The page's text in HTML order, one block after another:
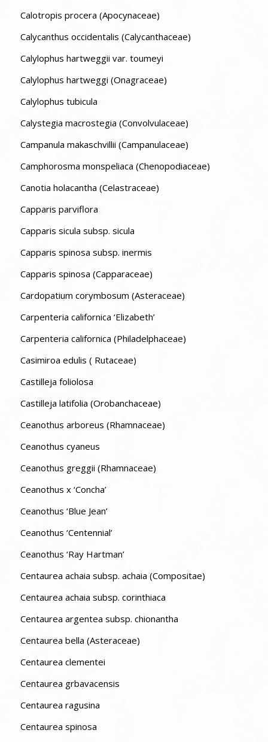
Calotropis procera (Apocynaceae)
Calycanthus occidentalis (Calycanthaceae)
Calylophus hartweggii var. toumeyi
Calylophus hartweggi (Onagraceae)
Calylophus tubicula
Calystegia macrostegia (Convolvulaceae)
Campanula makaschvillii (Campanulaceae)
Camphorosma monspeliaca (Chenopodiaceae)
Canotia holacantha (Celastraceae)
Capparis parviflora
Capparis sicula subsp. sicula
Capparis spinosa subsp. inermis
Capparis spinosa (Capparaceae)
Cardopatium corymbosum (Asteraceae)
Carpenteria californica ‘Elizabeth’
Carpenteria californica (Philadelphaceae)
Casimiroa edulis ( Rutaceae)
Castilleja foliolosa
Castilleja latifolia (Orobanchaceae)
Ceanothus arboreus (Rhamnaceae)
Ceanothus cyaneus
Ceanothus greggii (Rhamnaceae)
Ceanothus x ‘Concha’
Ceanothus ‘Blue Jean’
Ceanothus ‘Centennial’
Ceanothus ‘Ray Hartman’
Centaurea achaia subsp. achaia (Compositae)
Centaurea achaia subsp. corinthiaca
Centaurea argentea subsp. chionantha
Centaurea bella (Asteraceae)
Centaurea clementei
Centaurea grbavacensis
Centaurea ragusina
Centaurea spinosa